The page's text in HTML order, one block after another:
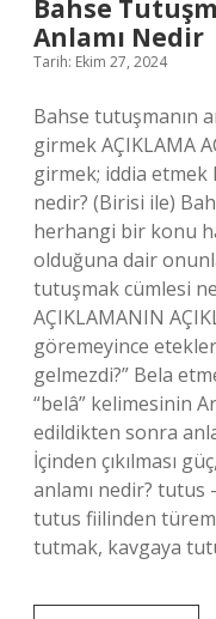
Bahse
Anlamı Nedir
Tarih: Ekim 27, 2024
Bahse tutuşmanın
girmek AÇIKLAMA
girmek; iddia etmek
nedir? (Birisi ile)
herhangi bir konu
olduğuna dair
tutuşmak cümlesi
AÇIKLAMANIN
göremeyince
gelmezdi?” Bela
“belâ” kelimesinin
edildikten sonra
İçinden çıkılması
anlamı nedir? tutus
tutus fiilinden
tutmak, kavgaya